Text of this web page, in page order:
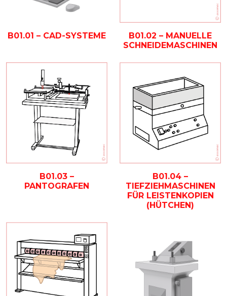
B01.01 – CAD-SYSTEME
B01.02 – MANUELLE
SCHNEIDEMASCHINEN
B01.03 –
PANTOGRAFEN
B01.04 –
TIEFZIEHMASCHINEN
FÜR LEISTENKOPIEN
(HÜTCHEN)